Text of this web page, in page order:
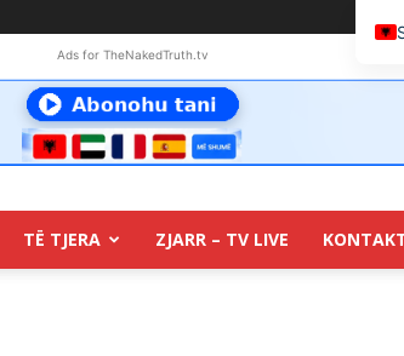
Ads for TheNakedTruth.tv
TË TJERA ZJARR – TV LIVE